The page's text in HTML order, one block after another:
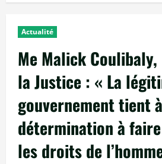
Actualité
Me Malick
la Justice : « La
gouvernement tient
détermination à
les droits de